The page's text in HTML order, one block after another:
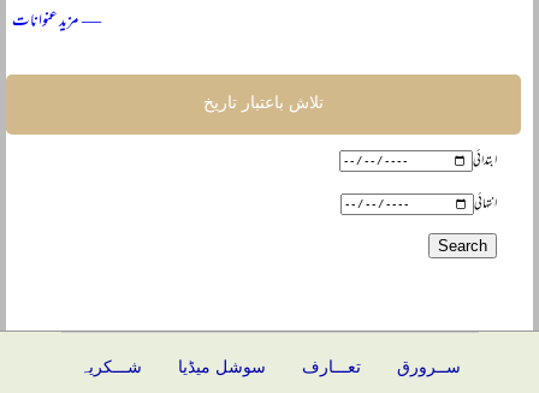
— مزید عنوانات
تلاش باعتبار تاریخ
ابتدائی
انتہائی
ســرورق تعـــارف سوشل میڈیا شـــکریہ